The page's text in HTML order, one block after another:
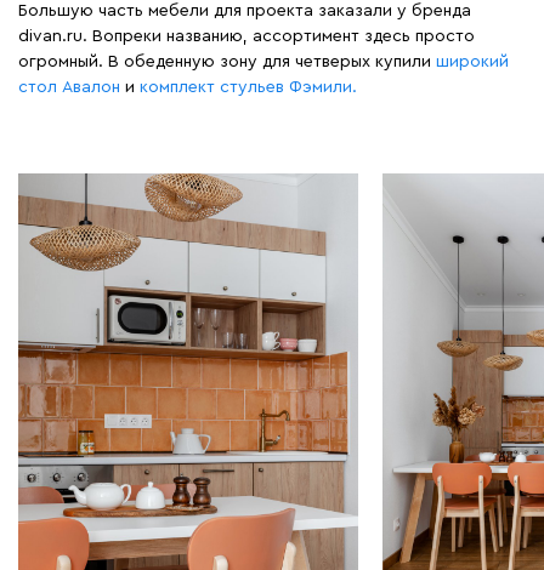
Большую часть мебели для проекта заказали у бренда
divan.ru. Вопреки названию, ассортимент здесь просто
огромный. В обеденную зону для четверых купили широкий
стол Авалон и комплект стульев Фэмили.